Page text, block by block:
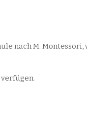
nach M. Montessori,